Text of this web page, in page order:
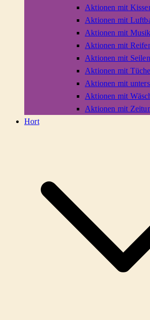
Aktionen mit
Aktionen mit
Aktionen mit Musik
Aktionen mit
Aktionen mit Seilen
Aktionen mit
Aktionen mit
Aktionen mit
Aktionen mit
Hort